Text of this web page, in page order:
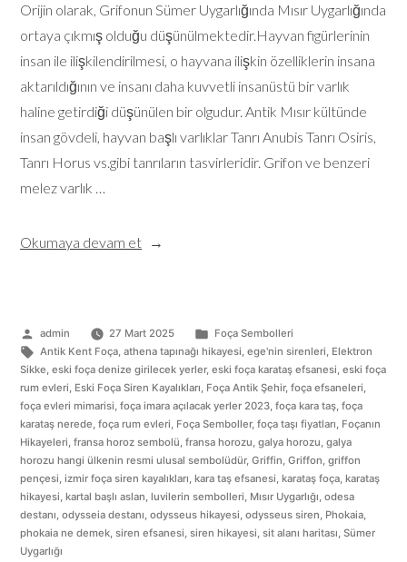
Orijin olarak, Grifonun Sümer Uygarlığında Mısır Uygarlığında
ortaya çıkmış olduğu düşünülmektedir.Hayvan figürlerinin
insan ile ilişkilendirilmesi, o hayvana ilişkin özelliklerin insana
aktarıldığının ve insanı daha kuvvetli insanüstü bir varlık
haline getirdiği düşünülen bir olgudur. Antik Mısır kültünde
insan gövdeli, hayvan başlı varlıklar Tanrı Anubis Tanrı Osiris,
Tanrı Horus vs.gibi tanrıların tasvirleridir. Grifon ve benzeri
melez varlık …
Okumaya devam et
admin 27 Mart 2025
Foça Sembolleri
Antik Kent Foça, athena tapınağı hikayesi, ege'nin sirenleri, Elektron
Sikke, eski foça denize girilecek yerler, eski foça karataş efsanesi, eski foça
rum evleri, Eski Foça Siren Kayalıkları, Foça Antik Şehir, foça efsaneleri,
foça evleri mimarisi, foça imara açılacak yerler 2023, foça kara taş, foça
karataş nerede, foça rum evleri, Foça Semboller, foça taşı fiyatları, Foçanın
Hikayeleri, fransa horoz sembolü, fransa horozu, galya horozu, galya
horozu hangi ülkenin resmi ulusal sembolüdür, Griffin, Griffon, griffon
pençesi, izmir foça siren kayalıkları, kara taş efsanesi, karataş foça, karataş
hikayesi, kartal başlı aslan, luvilerin sembolleri, Mısır Uygarlığı, odesa
destanı, odysseia destanı, odysseus hikayesi, odysseus siren, Phokaia,
phokaia ne demek, siren efsanesi, siren hikayesi, sit alanı haritası, Sümer
Uygarlığı